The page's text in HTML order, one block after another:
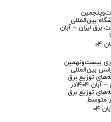
بین‌المللی
برق ایران – آبان
بیست‌ونهمین
بین‌المللی
توزیع برق
ایران – آبان ۱۴۰۴در
توزیع برق
متوسط